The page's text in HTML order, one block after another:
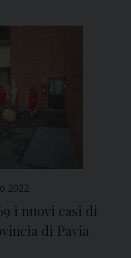
2022
i nuovi casi di
di Pavia